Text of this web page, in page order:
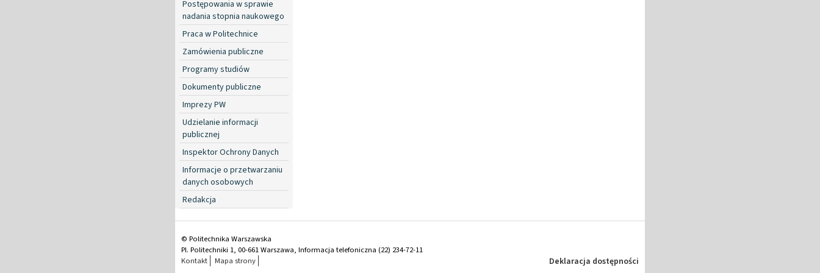
Postępowania w sprawie
nadania stopnia naukowego
Praca w Politechnice
Zamówienia publiczne
Programy studiów
Dokumenty publiczne
Imprezy PW
Udzielanie informacji
publicznej
Inspektor Ochrony Danych
Informacje o przetwarzaniu
danych osobowych
Redakcja
© Politechnika Warszawska
Pl. Politechniki 1, 00-661 Warszawa, Informacja telefoniczna (22) 234-72-11
Kontakt
Mapa strony Deklaracja dostępności